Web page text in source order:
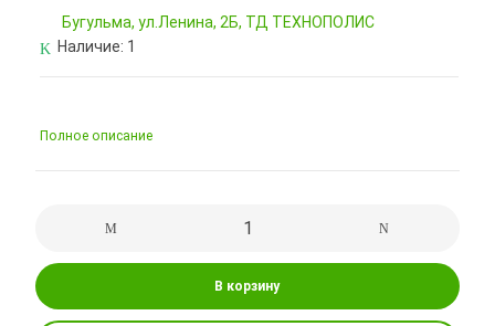
Бугульма, ул.Ленина, 2Б, ТД ТЕХНОПОЛИС
Наличие: 1
Полное описание
В корзину